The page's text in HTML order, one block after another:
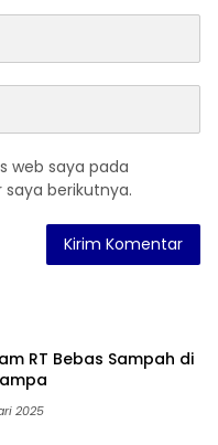
web saya pada
berikutnya.
RT Bebas Sampah di
2025